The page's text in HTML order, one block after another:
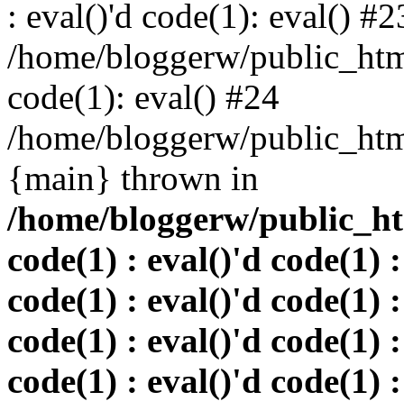
: eval()'d code(1): eval()
/home/bloggerw/
code(1): eval() #24
/home/bloggerw/
{main} thrown in
/home/bloggerw/
code(1) : eval()'d code(1)
code(1) : eval()'d code(1)
code(1) : eval()'d code(1)
code(1) : eval()'d code(1)